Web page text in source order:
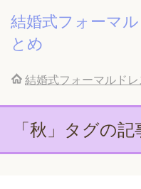
結婚式フォーマ
とめ
結婚式フォーマルド
「秋」タグの記